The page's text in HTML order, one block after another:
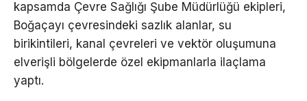
kapsamda Çevre Sağlığı Şube Müdürlüğü ekipleri,
Boğaçayı çevresindeki sazlık alanlar, su
birikintileri, kanal çevreleri ve vektör oluşumuna
elverişli bölgelerde özel ekipmanlarla ilaçlama
yaptı.